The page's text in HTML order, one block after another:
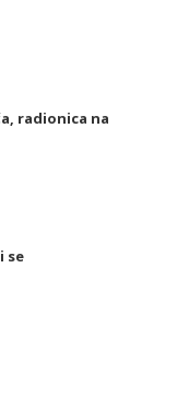
radionica na
se